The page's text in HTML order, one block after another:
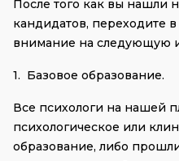
После того как вы нашли
кандидатов, переходите
внимание на следующую
1. Базовое образование.
Все психологи на нашей
психологическое или
образование, либо